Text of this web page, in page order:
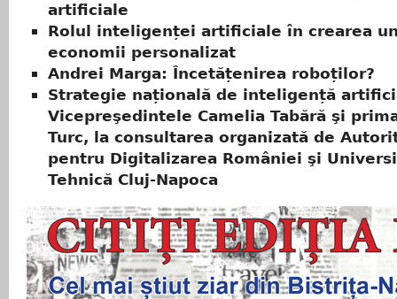
artificiale
Rolul inteligenței artificiale în crearea
economii personalizat
Andrei Marga: Încetățenirea roboților?
Strategie națională de inteligență
Vicepreşedintele Camelia Tabără şi
Turc, la consultarea organizată de
pentru Digitalizarea României şi
Tehnică Cluj-Napoca